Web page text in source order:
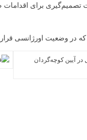
برای اقدامات
در وضعیت اورژانسی